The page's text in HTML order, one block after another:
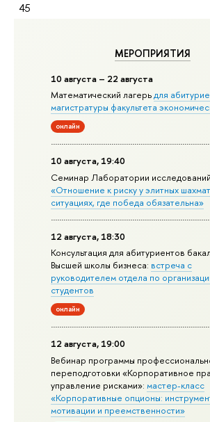
МЕРОПРИЯТИЯ
10 августа – 22 августа
Математический лагерьдля
магистратуры факультета
онлайн
10 августа, 19:40
Семинар Лаборатории
«Отношение к риску у элитных
ситуациях, где победа обязательна»
12 августа, 18:30
Консультация для абитуриентов
Высшей школы бизнеса: встреча с
руководителем отдела по
студентов
онлайн
12 августа, 19:00
Вебинар программы
переподготовки «Корпоративное
управление рисками»:мастер-класс
«Корпоративные опционы:
мотивации и преемственности»
45